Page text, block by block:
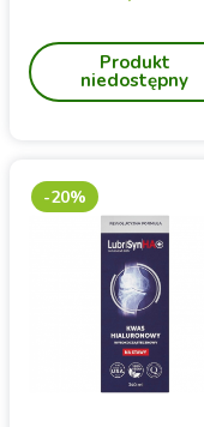
Produkt
niedostępny
-20%